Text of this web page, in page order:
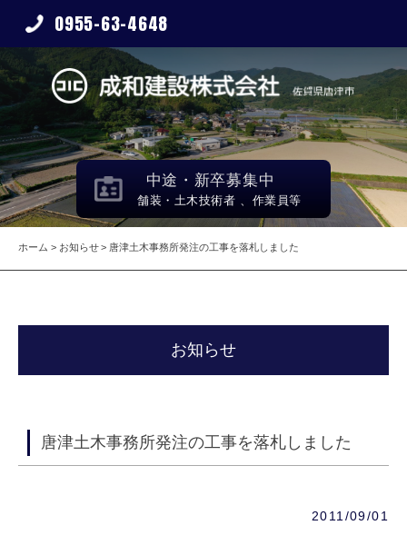
0955-63-4648
中途・新卒募集中
舗装・土木技術者 、作業員等
ホーム お知らせ 唐津土木事務所発注の工事を落札しました
お知らせ
唐津土木事務所発注の工事を落札しました
2011/09/01